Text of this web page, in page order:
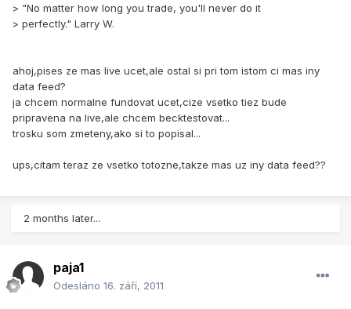
> "No matter how long you trade, you'll never do it
> perfectly." Larry W.
ahoj,pises ze mas live ucet,ale ostal si pri tom istom ci mas iny
data feed?
ja chcem normalne fundovat ucet,cize vsetko tiez bude
pripravena na live,ale chcem becktestovat...
trosku som zmeteny,ako si to popisal...
ups,citam teraz ze vsetko totozne,takze mas uz iny data feed??
2 months later...
paja1
Odesláno 16. září, 2011